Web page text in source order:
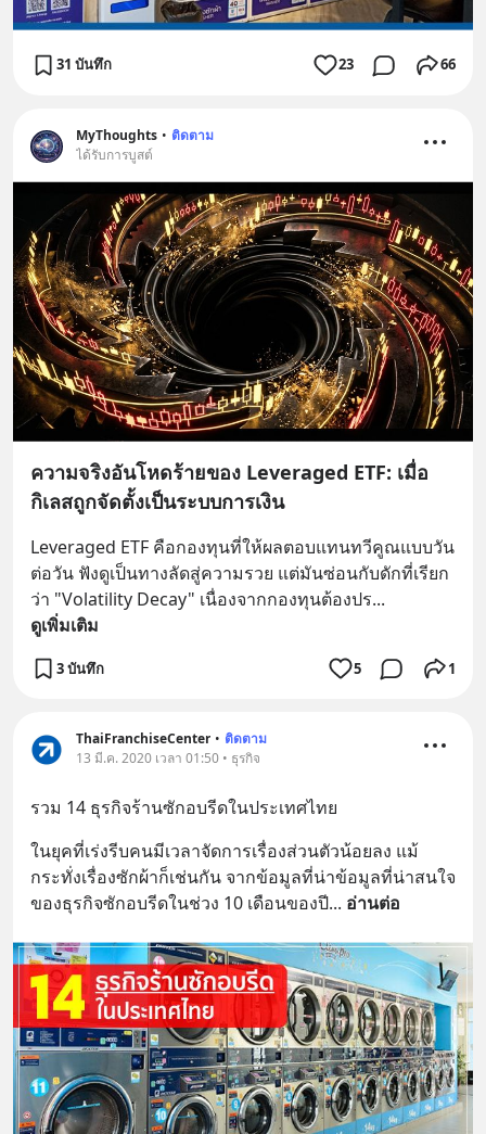
31 บันทึก 23 66
MyThoughts • ติดตาม
ได้รับการบูสต์
ความจริงอันโหดร้ายของ Leveraged ETF: เมื่อ
กิเลสถูกจัดตั้งเป็นระบบการเงิน
Leveraged ETF คือกองทุนที่ให้ผลตอบแทนทวีคูณแบบวัน
ต่อวัน ฟังดูเป็นทางลัดสู่ความรวย แต่มันซ่อนกับดักที่เรียก
ว่า "Volatility Decay" เนื่องจากกองทุนต้องปร...
ดูเพิ่มเติม
3 บันทึก 5 1
ThaiFranchiseCenter • ติดตาม
13 มี.ค. 2020 เวลา 01:50 • ธุรกิจ
รวม 14 ธุรกิจร้านซักอบรีดในประเทศไทย
ในยุคที่เร่งรีบคนมีเวลาจัดการเรื่องส่วนตัวน้อยลง แม้
กระทั่งเรื่องซักผ้าก็เช่นกัน จากข้อมูลที่น่าข้อมูลที่น่าสนใจ
ของธุรกิจซักอบรีดในช่วง 10 เดือนของปี... อ่านต่อ